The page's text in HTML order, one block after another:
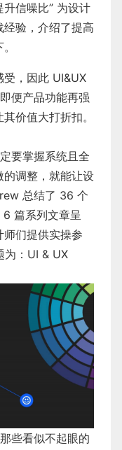
信噪比” 为设计
验，介绍了提高
受，因此 UI&UX
便产品功能再强
价值大打折扣。
要掌握系统且全
调整，就能让设
总结了 36 个
篇系列文章呈
们提供实操参
为：UI & UX
些看似不起眼的